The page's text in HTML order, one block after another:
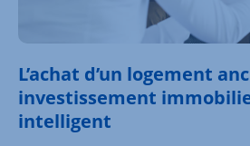
L’achat d’un logement
investissement
intelligent